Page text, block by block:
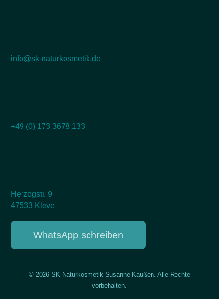
info@sk-naturkosmetik.de
+49 (0) 173 3678 133
Herzogstr. 9
47533 Kleve
WhatsApp schreiben
© 2026 SK Naturkosmetik Susanne Kaußen. Alle Rechte
vorbehalten.